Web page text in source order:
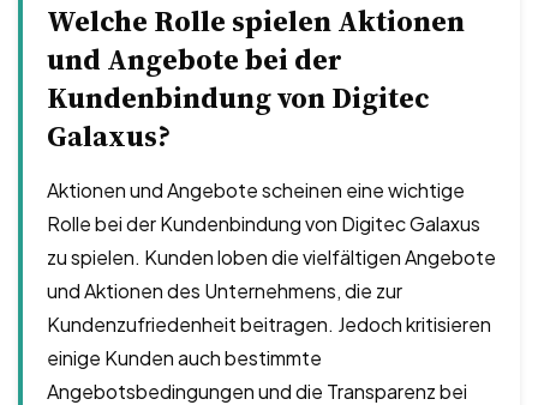
Welche Rolle spielen Aktionen
und Angebote bei der
Kundenbindung von Digitec
Galaxus?
Aktionen und Angebote scheinen eine wichtige
Rolle bei der Kundenbindung von Digitec Galaxus
zu spielen. Kunden loben die vielfältigen Angebote
und Aktionen des Unternehmens, die zur
Kundenzufriedenheit beitragen. Jedoch kritisieren
einige Kunden auch bestimmte
Angebotsbedingungen und die Transparenz bei